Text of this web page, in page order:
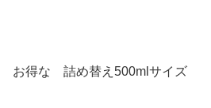
お得な 詰め替え500mlサイズ